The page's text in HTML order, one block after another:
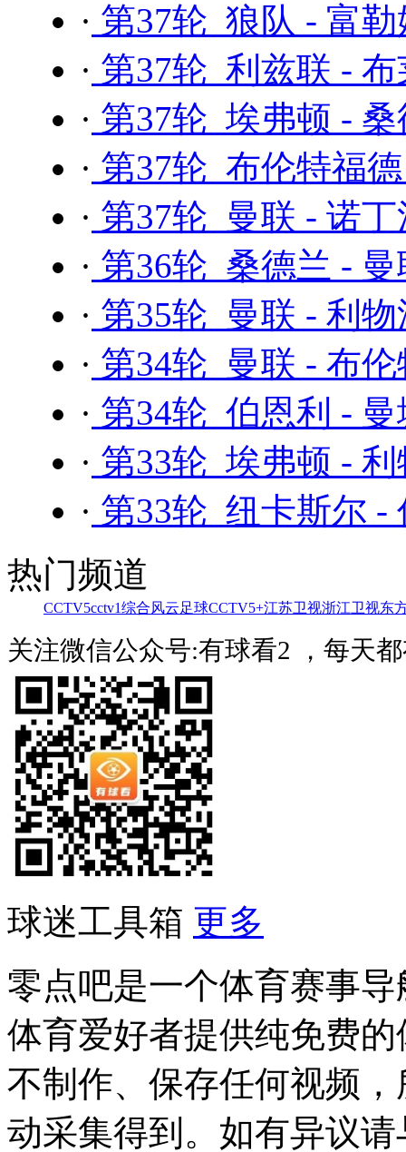
· 第37轮 狼队 - 富
· 第37轮 利兹联 -
· 第37轮 埃弗顿 -
· 第37轮 布伦特福
· 第37轮 曼联 - 诺
· 第36轮 桑德兰 -
· 第35轮 曼联 - 利
· 第34轮 曼联 - 布
· 第34轮 伯恩利 -
· 第33轮 埃弗顿 -
· 第33轮 纽卡斯尔 -
热门频道
CCTV5cctv1综合风云足球CCTV5+江苏卫视浙江卫视东
关注微信公众号:有球看2 ，每天
球迷工具箱 更多
零点吧是一个体育赛事
体育爱好者提供纯免费
不制作、保存任何视频
动采集得到。如有异议